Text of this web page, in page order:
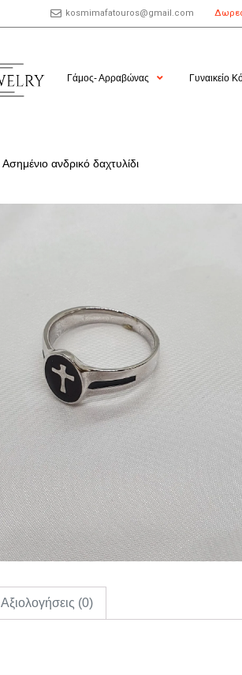
kosmimafatouros@gmail.com
Γάμος- Αρραβώνας Γυναικείο
Ασημένιο ανδρικό δαχτυλίδι
Αξιολογήσεις (0)